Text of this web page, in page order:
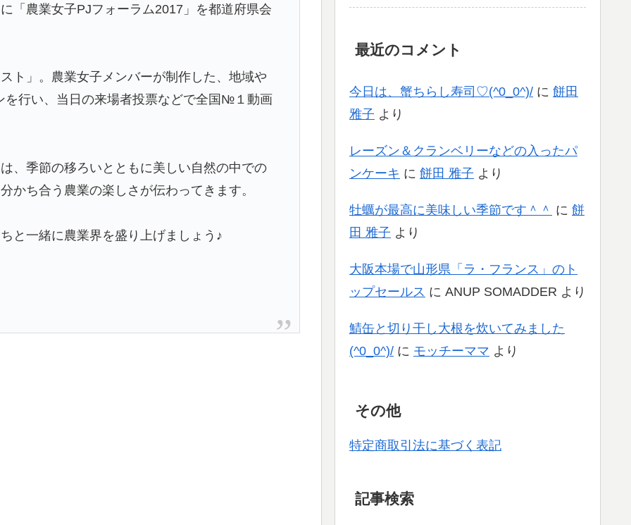
「農業女子PJフォーラム2017」を都道府県会
ト」。農業女子メンバーが制作した、地域や
を行い、当日の来場者投票などで全国№１動画
、季節の移ろいとともに美しい自然の中での
かち合う農業の楽しさが伝わってきます。
と一緒に農業界を盛り上げましょう♪
最近のコメント
今日は、蟹ちらし寿司♡(^0_0^)/ に 餅田
雅子 より
レーズン＆クランベリーなどの入ったパ
ンケーキ に 餅田 雅子 より
牡蠣が最高に美味しい季節です＾＾ に 餅
田 雅子 より
大阪本場で山形県「ラ・フランス」のト
ップセールス に ANUP SOMADDER より
鯖缶と切り干し大根を炊いてみました
(^0_0^)/ に モッチーママ より
その他
特定商取引法に基づく表記
記事検索